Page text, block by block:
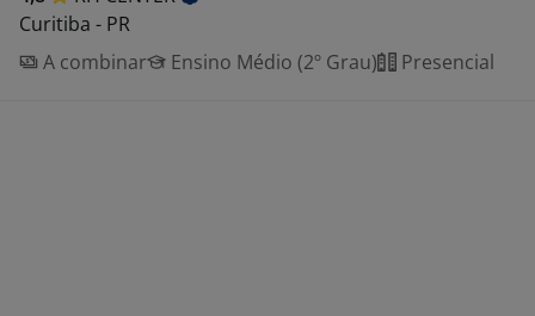
Curitiba - PR
A combinar
Ensino Médio (2º Grau) Presencial